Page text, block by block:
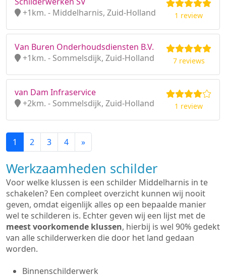
+1km. - Middelharnis, Zuid-Holland
1 review
Van Buren Onderhoudsdiensten B.V.
+1km. - Sommelsdijk, Zuid-Holland
7 reviews
van Dam Infraservice
+2km. - Sommelsdijk, Zuid-Holland
1 review
1 2 3 4 »
Werkzaamheden schilder
Voor welke klussen is een schilder Middelharnis in te
schakelen? Een compleet overzicht kunnen wij nooit
geven, omdat eigenlijk alles op een bepaalde manier
wel te schilderen is. Echter geven wij een lijst met de
meest voorkomende klussen, hierbij is wel 90% gedekt
van alle schilderwerken die door het land gedaan
worden.
Binnenschilderwerk